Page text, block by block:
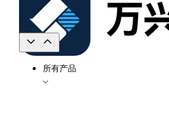
所有产品